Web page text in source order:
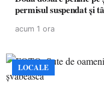
permisul suspendat și
acum 1 ora
LOCALE